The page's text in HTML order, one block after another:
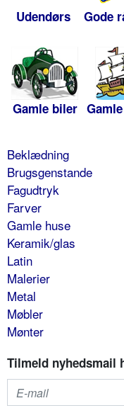
Udendørs Gode
Gamle biler
Beklædning
Brugsgenstande
Fagudtryk
Farver
Gamle huse
Keramik/glas
Latin
Malerier
Metal
Møbler
Mønter
Tilmeld nyhedsmail